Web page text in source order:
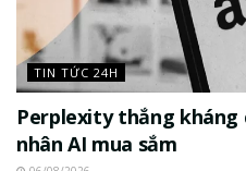
TIN TỨC 24H
Perplexity thắng kháng
nhân AI mua sắm